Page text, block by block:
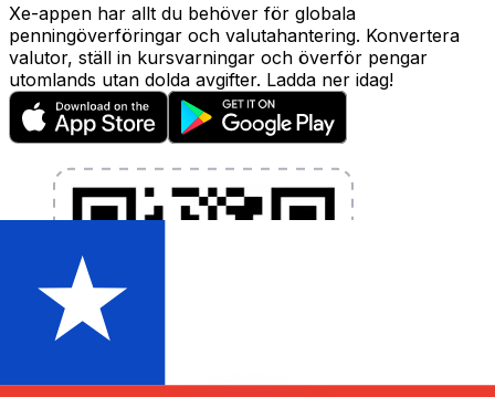
Xe-appen har allt du behöver för globala
penningöverföringar och valutahantering. Konvertera
valutor, ställ in kursvarningar och överför pengar
utomlands utan dolda avgifter. Ladda ner idag!